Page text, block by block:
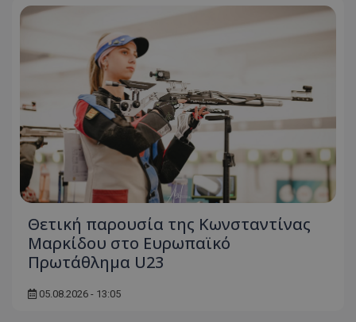
Θετική παρουσία της Κωνσταντίνας
Μαρκίδου στο Ευρωπαϊκό
Πρωτάθλημα U23
05.08.2026 - 13:05